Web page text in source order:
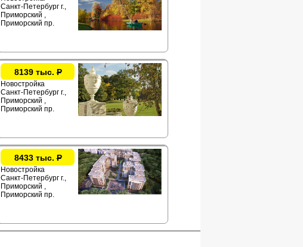
Санкт-Петербург г.,
Приморский ,
Приморский пр.
8139 тыс.Р
Новостройка
Санкт-Петербург г.,
Приморский ,
Приморский пр.
8433 тыс.Р
Новостройка
Санкт-Петербург г.,
Приморский ,
Приморский пр.